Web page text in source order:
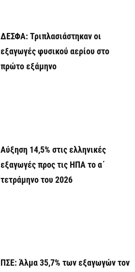
ΔΕΣΦΑ: Τριπλασιάστηκαν οι
εξαγωγές φυσικού αερίου στο
πρώτο εξάμηνο
Αύξηση 14,5% στις ελληνικές
εξαγωγές προς τις ΗΠΑ το α΄
τετράμηνο του 2026
ΠΣΕ: Άλμα 35,7% των εξαγωγών τον